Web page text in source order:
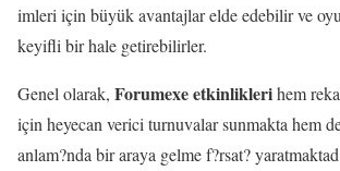
imleri için büyük avantajlar elde edebilir ve
keyifli bir hale getirebilirler.
Genel olarak, Forumexe etkinliklerihem
için heyecan verici turnuvalar sunmakta hem
anlam?nda bir araya gelme f?rsat?